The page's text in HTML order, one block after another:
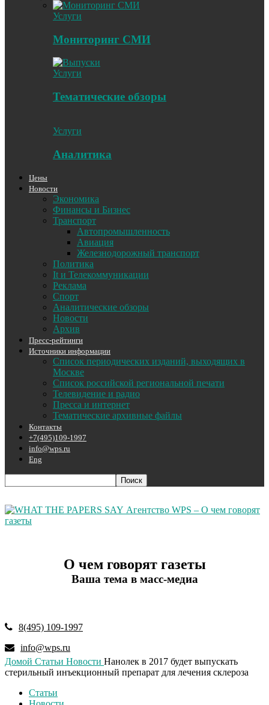
Услуги
Мониторинг СМИ
Услуги
Тематические обзоры
Услуги
Аналитика
Цены
Новости
Экономика
Финансы и Бизнес
Транспорт
Автопромышленность
Авиация
Железнодорожный транспорт
Политика
It и Телекоммуникации
Реклама
Спорт
Аналитические обзоры
Новости
Архив
Пресс-рейтинги
Источники информации
Список периодических изданий, выходящих в
Москве
Список российской региональной печати
Телевидение и радио
Пресса и интернет
Тематические архивные файлы
Контакты
+7(495)109-1997
info@wps.ru
Eng
Агентство WPS – О чем говорят
газеты
О чем говорят газеты
Ваша тема в масс-медиа
8(495) 109-1997
info@wps.ru
Домой Статьи Новости Нанолек в 2017 будет выпускать
стерильный инъекционный препарат для лечения склероза
Статьи